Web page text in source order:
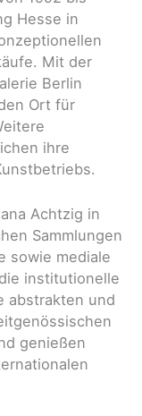
Hesse in
Mit der
Berlin
Ort für
ihre
Achtzig in
Sammlungen
sowie mediale
institutionelle
abstrakten und
genießen